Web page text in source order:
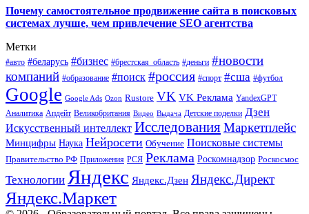
Почему самостоятельное продвижение сайта в поисковых
системах лучше, чем привлечение SEO агентства
Метки
#авто #беларусь #бизнес #брестская_область #деньги #новости
компаний #образование #поиск #россия #спорт #сша #футбол
Google Google Ads Ozon Rustore VK VK Реклама YandexGPT
Аналитика Апдейт Великобритания Видео Выдача Детские поделки Дзен
Искусственный интеллект ИсследованияМаркетплейс
Минцифры Наука Нейросети Обучение Поисковые системы
Правительство РФ Приложения РСЯ Реклама Роскомнадзор Роскосмос
Технологии Яндекс Яндекс.Дзен Яндекс.Директ
Яндекс.Маркет